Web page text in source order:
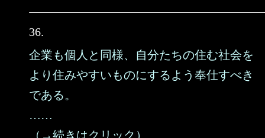
36.
企業も個人と同様、自分たちの住む社会を
より住みやすいものにするよう奉仕すべき
である。
……
（→続きはクリック）